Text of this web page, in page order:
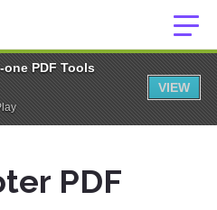
one PDF Tools
VIEW
PDF